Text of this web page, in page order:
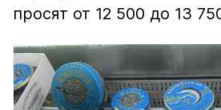
просят от 12 500 до 13